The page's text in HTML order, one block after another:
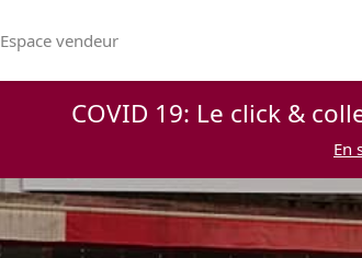
Espace vendeur
COVID 19: Le click &
En